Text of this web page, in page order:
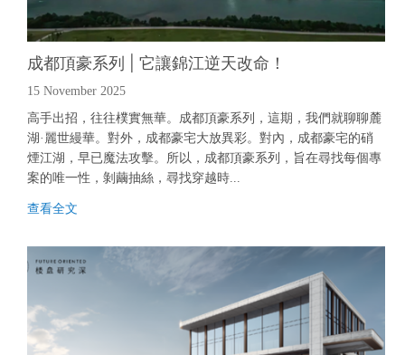
成都頂豪系列 | 它讓錦江逆天改命！
15 November 2025
高手出招，往往樸實無華。成都頂豪系列，這期，我們就聊聊麓
湖·麗世縵華。對外，成都豪宅大放異彩。對內，成都豪宅的硝
煙江湖，早已魔法攻擊。所以，成都頂豪系列，旨在尋找每個專
案的唯一性，剝繭抽絲，尋找穿越時...
查看全文